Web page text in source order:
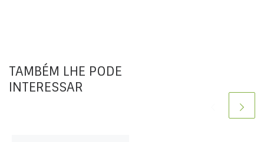
TAMBÉM LHE PODE
INTERESSAR